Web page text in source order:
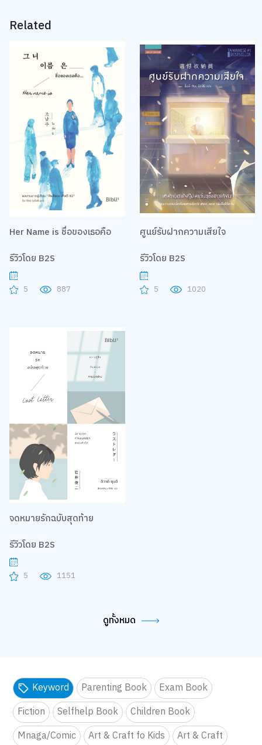
Related
Her Name is ชื่อของเธอคือ
รีวิวโดย B2S
5 887
ศูนย์รับฝากความเสียใจ
รีวิวโดย B2S
5 1020
จดหมายรักฉบับสุดท้าย
รีวิวโดย B2S
5 1151
ดูทั้งหมด
Keyword Parenting Book
Exam Book
Fiction
Selfhelp Book
Children Book
Mnaga/Comic
Art & Craft fo Kids
Art & Craft